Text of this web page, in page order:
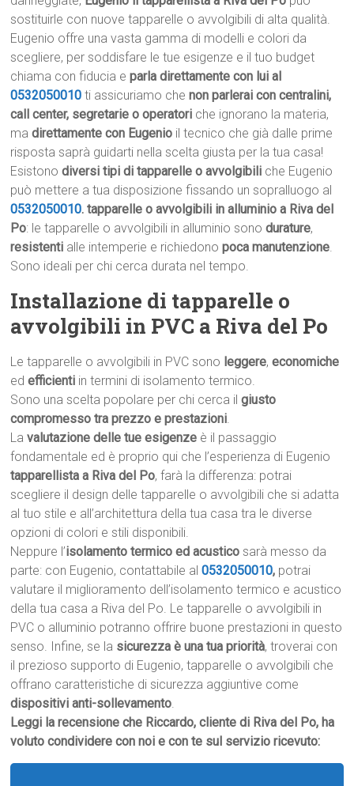
sostituirle con nuove tapparelle o avvolgibili di alta qualità.
Eugenio offre una vasta gamma di modelli e colori da
scegliere, per soddisfare le tue esigenze e il tuo budget
chiama con fiducia eparla direttamente con lui al
0532050010 ti assicuriamo chenon parlerai con centralini,
call center, segretarie o operatori che ignorano la materia,
madirettamente con Eugenio il tecnico che già dalle prime
risposta saprà guidarti nella scelta giusta per la tua casa!
Esistonodiversi tipi di tapparelle o avvolgibili che Eugenio
può mettere a tua disposizione fissando un sopralluogo al
0532050010. tapparelle o avvolgibili in alluminio a Riva del
Po: le tapparelle o avvolgibili in alluminio sonodurature,
resistenti alle intemperie e richiedonopoca manutenzione.
Sono ideali per chi cerca durata nel tempo.
Installazione di tapparelle o
avvolgibili in PVC a Riva del Po
Le tapparelle o avvolgibili in PVC sono leggere,economiche
edefficienti in termini di isolamento termico.
Sono una scelta popolare per chi cerca ilgiusto
compromesso tra prezzo e prestazioni.
Lavalutazione delle tue esigenze è il passaggio
fondamentale ed è proprio qui che l’esperienza di Eugenio
tapparellista a Riva del Po, farà la differenza: potrai
scegliere il design delle tapparelle o avvolgibili che si adatta
al tuo stile e all’architettura della tua casa tra le diverse
opzioni di colori e stili disponibili.
Neppure l’isolamento termico ed acustico sarà messo da
parte: con Eugenio, contattabile al0532050010, potrai
valutare il miglioramento dell’isolamento termico e acustico
della tua casa a Riva del Po. Le tapparelle o avvolgibili in
PVC o alluminio potranno offrire buone prestazioni in questo
senso. Infine, se la sicurezza è una tua priorità, troverai con
il prezioso supporto di Eugenio, tapparelle o avvolgibili che
offrano caratteristiche di sicurezza aggiuntive come
dispositivi anti-sollevamento.
Leggi la recensione che Riccardo, cliente di Riva del Po, ha
voluto condividere con noi e con te sul servizio ricevuto: